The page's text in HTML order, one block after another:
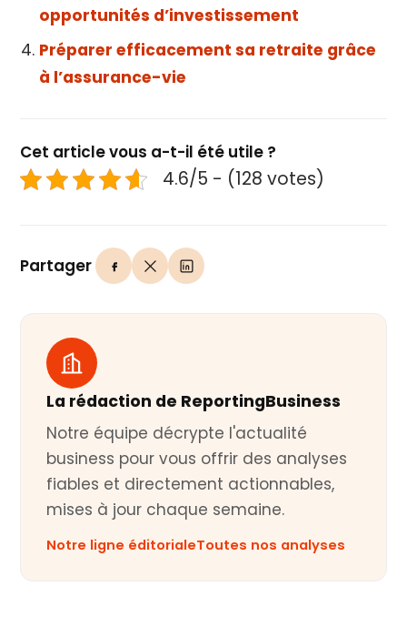
opportunités d’investissement
Préparer efficacement sa retraite grâce
à l’assurance-vie
Cet article vous a-t-il été utile ?
4.6/5 - (128 votes)
Partager
La rédaction de ReportingBusiness
Notre équipe décrypte l'actualité
business pour vous offrir des analyses
fiables et directement actionnables,
mises à jour chaque semaine.
Notre ligne éditorialeToutes nos analyses